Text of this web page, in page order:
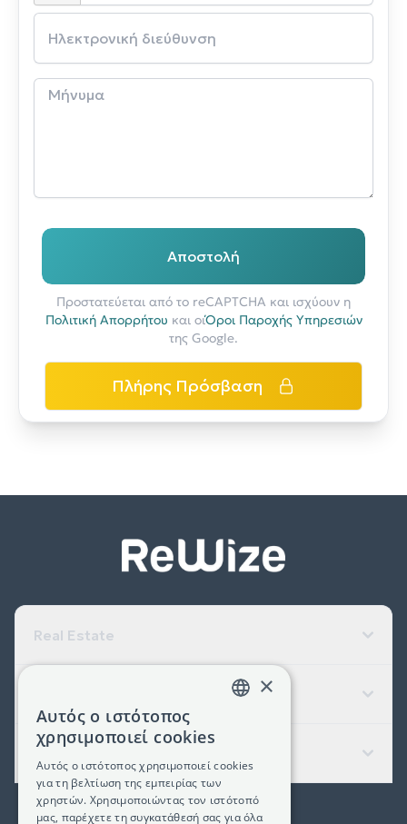
Αποστολή
Προστατεύεται από το reCAPTCHA και ισχύουν η
Πολιτική Απορρήτου και οιΌροι Παροχής Υπηρεσιών
της Google.
Πλήρης Πρόσβαση
Real Estate
Χρήσιμοι Σύνδεσμοι
×
Αυτός ο ιστότοπος
χρησιμοποιεί cookies
Αυτός ο ιστότοπος χρησιμοποιεί cookies
για τη βελτίωση της εμπειρίας των
χρηστών. Χρησιμοποιώντας τον ιστότοπό
μας, παρέχετε τη συγκατάθεσή σας για όλα